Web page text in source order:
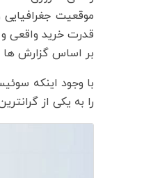
موقعیت
قدرت خرید واقعی
بر اساس گزارش ها
با وجود اینکه
را به یکی از